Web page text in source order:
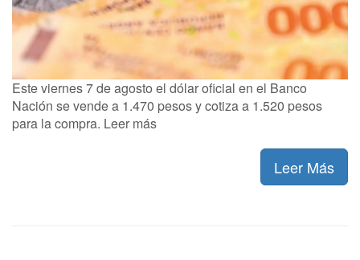
Este viernes 7 de agosto el dólar oficial en el Banco
Nación se vende a 1.470 pesos y cotiza a 1.520 pesos
para la compra. Leer más
Leer Más